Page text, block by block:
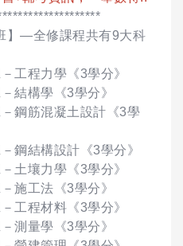
】—全修課程共有9大科
工程力學《3學分》
結構學《3學分》
鋼筋混凝土設計《3學
鋼結構設計《3學分》
土壤力學《3學分》
施工法《3學分》
工程材料《3學分》
測量學《3學分》